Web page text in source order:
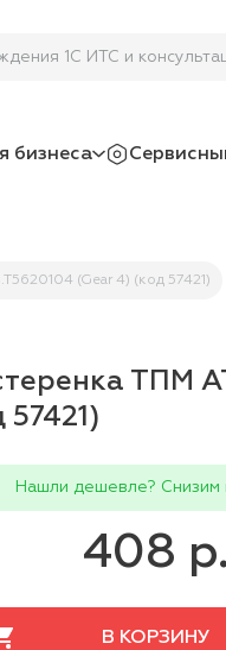
1С ИТС и
бизнеса
(Gear 4) (код 57421)
ТПМ
57421)
Нашли дешевле? Снизим
408 р.
В КОРЗИНУ